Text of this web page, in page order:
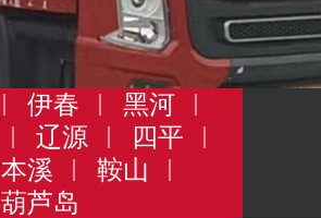
伊春
黑河
辽源
四平
本溪
鞍山
葫芦岛